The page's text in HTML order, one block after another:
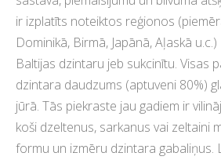
ir izplatīts noteiktos reģionos
Dominikā, Birmā, Japānā, Aļaskā
Baltijas dzintaru jeb sukcinītu. Visas
dzintara daudzums (aptuveni 80%)
jūrā. Tās piekraste jau gadiem ir
koši dzeltenus, sarkanus vai zeltaini
formu un izmēru dzintara gabaliņus.